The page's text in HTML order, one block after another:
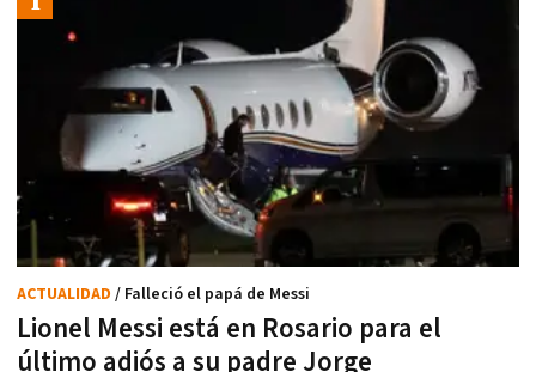
Lionel Messi está en Rosario para el
último adiós a su padre Jorge
ACTUALIDAD / Falleció el papá de Messi